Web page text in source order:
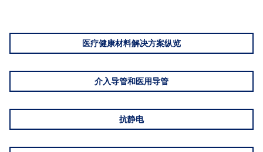
医疗健康材料解决方案纵览
介入导管和医用导管
抗静电